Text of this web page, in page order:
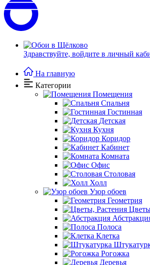
Здравствуйте, войдите в личный
На главную
Категории
Помещения
Спальня
Гостинная
Детская
Кухня
Коридор
Кабинет
Комната
Офис
Столовая
Холл
Узор обоев
Геометрия
Полоса
Клетка
Рогожка
Деревья